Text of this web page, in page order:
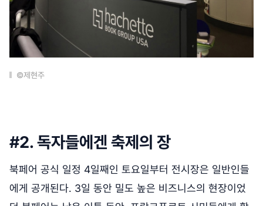
©제현주
#2. 독자들에겐 축제의 장
북페어 공식 일정 4일째인 토요일부터 전시장은 일반인들
에게 공개된다. 3일 동안 밀도 높은 비즈니스의 현장이었